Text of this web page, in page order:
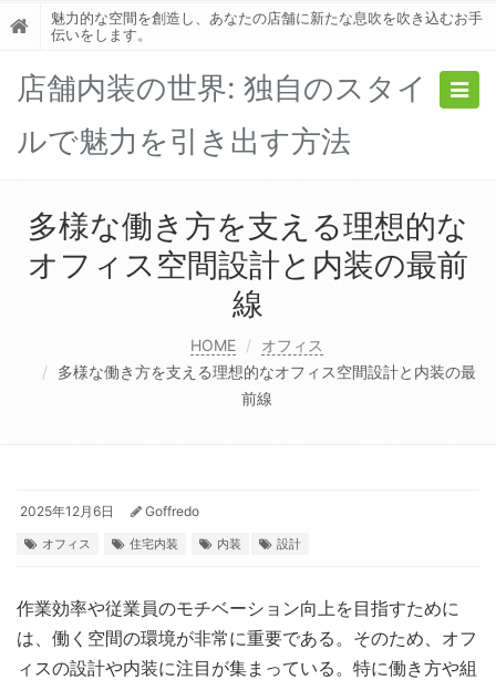
魅力的な空間を創造し、あなたの店舗に新たな息吹を吹き込むお手
伝いをします。
店舗内装の世界: 独自のスタイ
ルで魅力を引き出す方法
多様な働き方を支える理想的な
オフィス空間設計と内装の最前
線
HOME
オフィス
多様な働き方を支える理想的なオフィス空間設計と内装の最
前線
2025年12月6日 Goffredo
オフィス 住宅内装 内装 設計
作業効率や従業員のモチベーション向上を目指すために
は、働く空間の環境が非常に重要である。 そのため、オフ
ィスの設計や内装に注目が集まっている。特に働き方や組